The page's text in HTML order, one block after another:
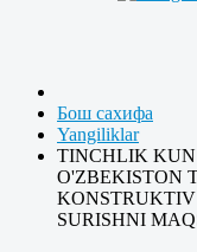
Бош сахифа
Yangiliklar
TINCHLIK
O'ZBEKISTON
SURISHNI